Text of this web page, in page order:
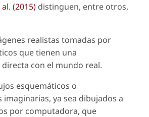
(2015) distinguen, entre otros,
realistas tomadas por
que tienen una
con el mundo real.
esquemáticos o
ya sea dibujados a
por computadora, que